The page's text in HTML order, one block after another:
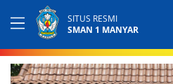
SITUS RESMI
SMAN 1 MANYAR